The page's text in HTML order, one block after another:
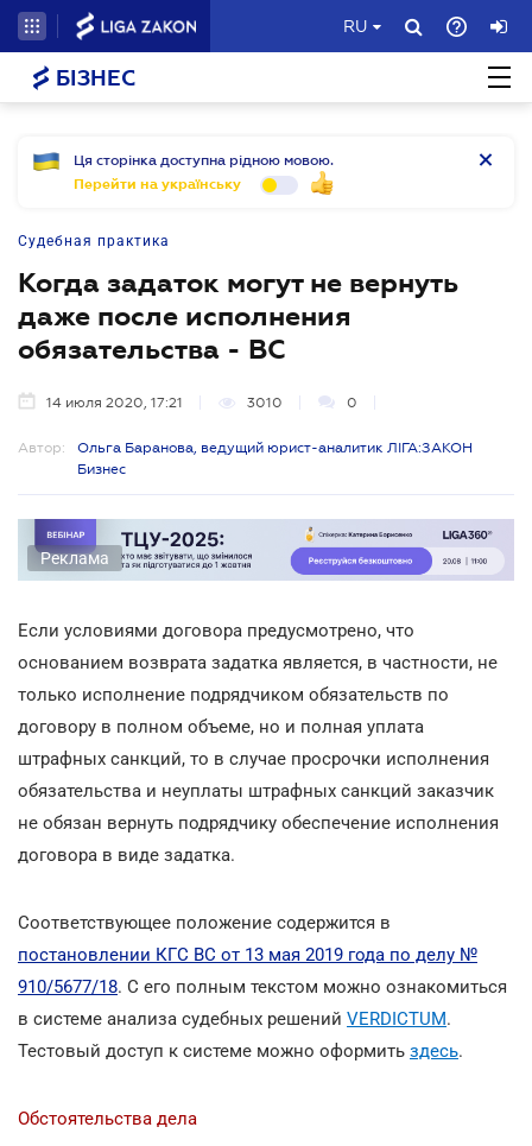
RU
БІЗНЕС
Ця сторінка доступна рідною мовою.
Перейти на українську
Судебная практика
Когда задаток могут не вернуть
даже после исполнения
обязательства - ВС
14 июля 2020, 17:21 3010 0
Автор:
Ольга Баранова, ведущий юрист-аналитик ЛІГА:ЗАКОН
Бизнес
Реклама
Если условиями договора предусмотрено, что
основанием возврата задатка является, в частности, не
только исполнение подрядчиком обязательств по
договору в полном объеме, но и полная уплата
штрафных санкций, то в случае просрочки исполнения
обязательства и неуплаты штрафных санкций заказчик
не обязан вернуть подрядчику обеспечение исполнения
договора в виде задатка.
Соответствующее положение содержится в
постановлении КГС ВС от 13 мая 2019 года по делу №
910/5677/18. С его полным текстом можно ознакомиться
в системе анализа судебных решений VERDICTUM.
Тестовый доступ к системе можно оформить здесь.
Обстоятельства дела